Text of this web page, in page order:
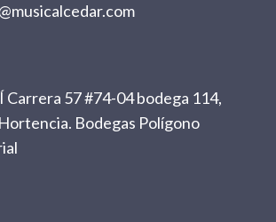
Carrera 57 #74-04 bodega 114,
Bodegas Polígono